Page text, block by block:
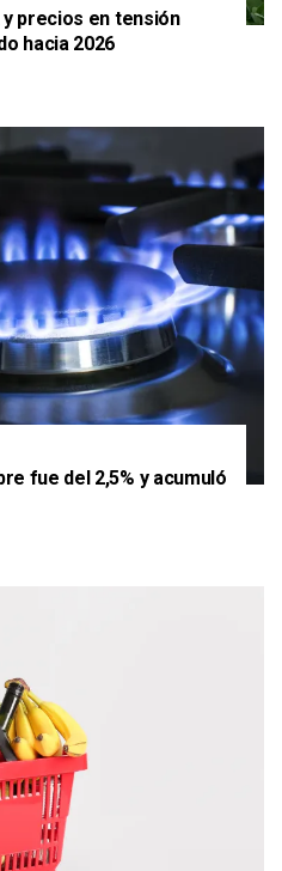
precios en tensión
hacia 2026
fue del 2,5% y acumuló